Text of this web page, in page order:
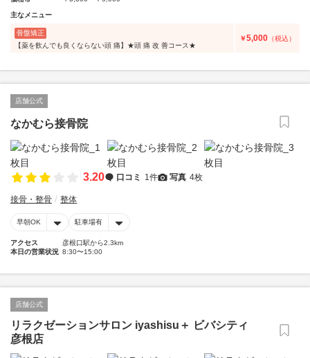
主なメニュー
骨盤矯正
【薬を飲んでも良くならない頭 痛】★頭 痛 改 善コース★
￥5,000 （税込）
店舗公式
なかむら接骨院
3.20 口コミ 1件 写真 4枚
接骨・整骨 整体
早朝OK 駐車場有
アクセス
彦根口駅から2.3km
本日の営業状況 8:30〜15:00
店舗公式
リラクゼーションサロン iyashisu＋ ビバシティ
彦根店